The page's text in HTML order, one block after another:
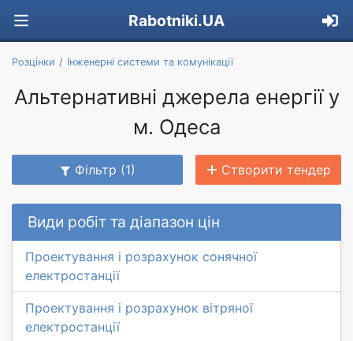
Rabotniki.UA
Розцінки Інженерні системи та комунікації
Альтернативні джерела енергії у
м. Одеса
Фільтр (1) Створити тендер
Види робіт та діапазон цін
Проектування і розрахунок сонячної
електростанції
Проектування і розрахунок вітряної
електростанції